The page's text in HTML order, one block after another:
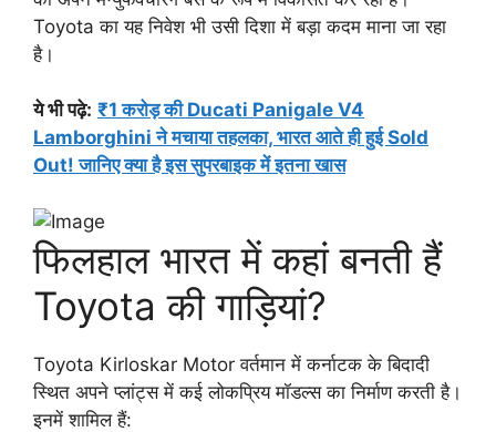
Toyota का यह निवेश भी उसी दिशा में बड़ा कदम माना जा रहा
है।
ये भी पढ़े: ₹1 करोड़ की Ducati Panigale V4
Lamborghini ने मचाया तहलका, भारत आते ही हुई Sold
Out! जानिए क्या है इस सुपरबाइक में इतना खास
फिलहाल भारत में कहां बनती हैं
Toyota की गाड़ियां?
Toyota Kirloskar Motor वर्तमान में कर्नाटक के बिदादी
स्थित अपने प्लांट्स में कई लोकप्रिय मॉडल्स का निर्माण करती है।
इनमें शामिल हैं: